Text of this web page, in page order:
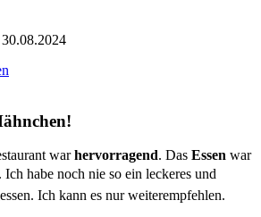
30.08.2024
warhervorragend. Das Essen war
Ich habe noch nie so ein leckeres und
Ich kann es nur weiterempfehlen.